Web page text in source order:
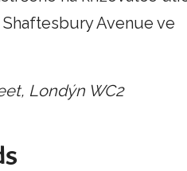
Avenue ve
Londýn WC2